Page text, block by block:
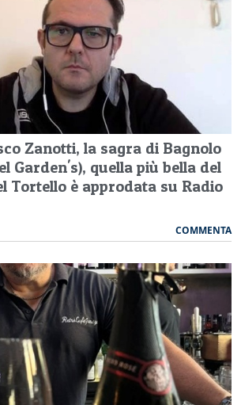
Zanotti, la sagra di Bagnolo
Garden's), quella più bella del
Tortello è approdata su Radio
COMMENTA